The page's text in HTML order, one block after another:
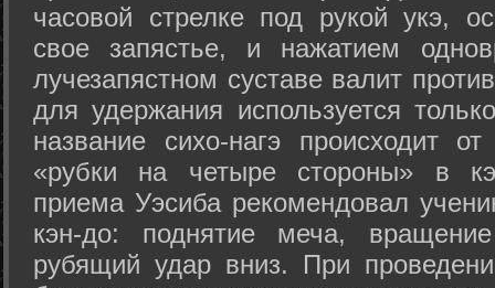
часовой стрелке под рукой укэ,
свое запястье, и нажатием
лучезапястном суставе валит
для удержания используется
название сихо-нагэ происходит
«рубки на четыре стороны» в
приема Уэсиба рекомендовал
кэн-до: поднятие меча,
рубящий удар вниз. При